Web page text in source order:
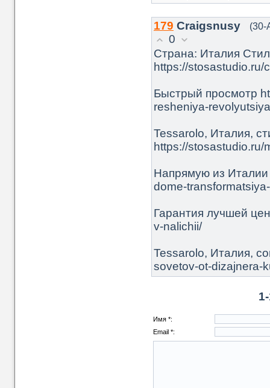
179 Craigsnusy (30-
0
Страна: Италия
https://stosastudio.ru/
Быстрый просмотр
resheniya-
Tessarolo, Италия,
https://stosastudio.ru/
Напрямую из Италии
dome-
Гарантия лучшей
v-nalichii/
Tessarolo, Италия,
sovetov-ot-dizajnera-
Имя *:
Email *: